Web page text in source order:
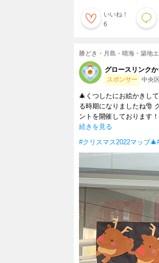
いいね！
6
勝どき・月島・晴海・築地
グロースリンクか
スポンサー 中央
🎄くつしたにお絵かきし
る時期になりましたね🎅
ントを開催しております
続きを見る
#クリスマス2022マップ🎄